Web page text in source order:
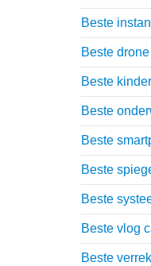
Beste
Beste
Beste
Beste
Beste
Beste
Beste
Beste vlog
Beste